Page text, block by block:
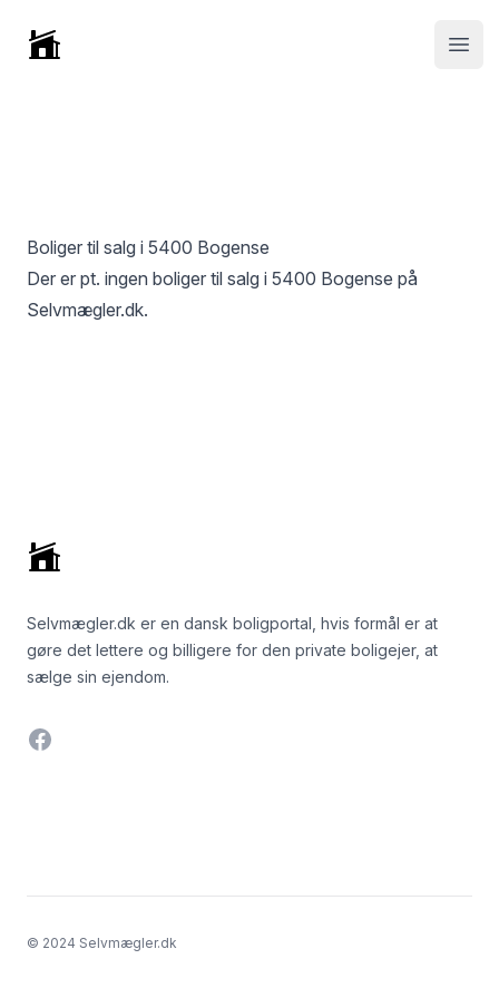
Selvmægler
Boliger til salg i 5400 Bogense
Der er pt. ingen boliger til salg i 5400 Bogense på
Selvmægler.dk.
Selvmægler.dk er en dansk boligportal, hvis formål er at
gøre det lettere og billigere for den private boligejer, at
sælge sin ejendom.
Facebook
© 2024 Selvmægler.dk